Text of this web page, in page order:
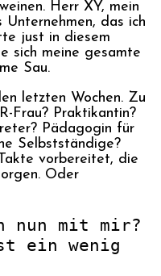
Herr XY, mein
das ich
just in diesem
sich meine gesamte
Sau.
letzten Wochen. Zu
Frau? Praktikantin?
Pädagogin für
Selbstständige?
vorbereitet, die
Oder
nun mit mir?
ein wenig